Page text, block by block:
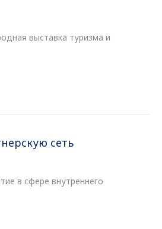
выставка туризма и
сеть
в сфере внутреннего